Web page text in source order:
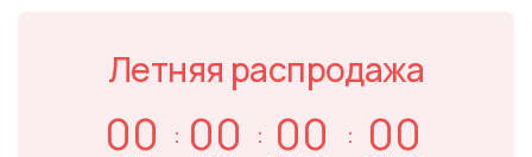
Летняя распродажа
00 00 00 00